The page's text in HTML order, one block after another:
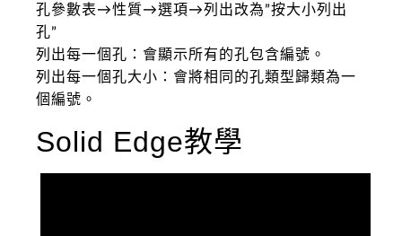
孔參數表→性質→選項→列出改為”按大小列出
孔”
列出每一個孔：會顯示所有的孔包含編號。
列出每一個孔大小：會將相同的孔類型歸類為一
個編號。
Solid Edge教學